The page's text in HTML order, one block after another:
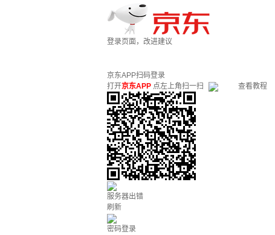
登录页面，改进建议
京东APP扫码登录
打开京东APP 点左上角扫一扫 查看教程
服务器出错
刷新
密码登录